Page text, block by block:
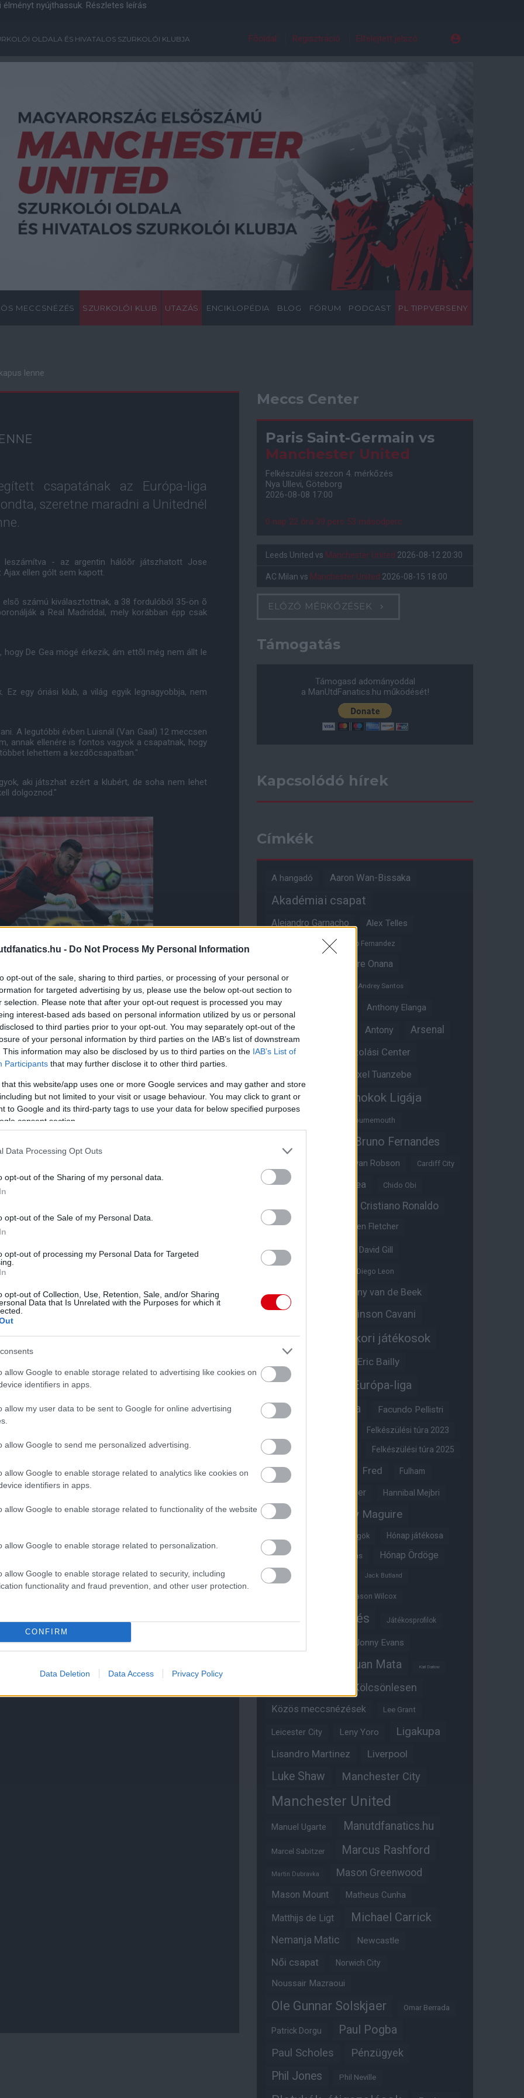
- Do Not Process My Personal Information
opt-out of the sale, sharing to third parties, or processing of your personal or
for targeted advertising by us, please use the below opt-out section to
selection. Please note that after your opt-out request is processed you may
interest-based ads based on personal information utilized by us or personal
to third parties prior to your opt-out. You may separately opt-out of the
of your personal information by third parties on the IAB’s list of downstream
This information may also be disclosed by us to third parties on the IAB’s List of
Participants that may further disclose it to other third parties.
that this website/app uses one or more Google services and may gather and store
but not limited to your visit or usage behaviour. You may click to grant or
to Google and its third-party tags to use your data for below specified purposes
consent section.
Data Processing Opt Outs
opt-out of the Sharing of my personal data.
opt-out of the Sale of my Personal Data.
opt-out of processing my Personal Data for Targeted
opt-out of Collection, Use, Retention, Sale, and/or Sharing
Data that Is Unrelated with the Purposes for which it
allow Google to enable storage related to advertising like cookies on
identifiers in apps.
allow my user data to be sent to Google for online advertising
allow Google to send me personalized advertising.
allow Google to enable storage related to analytics like cookies on
identifiers in apps.
allow Google to enable storage related to functionality of the website
allow Google to enable storage related to personalization.
allow Google to enable storage related to security, including
functionality and fraud prevention, and other user protection.
CONFIRM
Data Deletion Data Access Privacy Policy
nyújthassuk. Részletes leírás
OLDALA ÉS HIVATALOS SZURKOLÓI KLUBJA Főoldal Regisztráció Elfelejtett jelszó
MECCSNÉZÉS SZURKOLÓI KLUB UTAZÁS ENCIKLOPÉDIA BLOG FÓRUM PODCAST PL TIPPVERSENY
lenne
csapatának az Európa-liga
szeretne maradni a Unitednél
- az argentin hálóõr játszhatott Jose
ellen gólt sem kapott.
számú kiválasztottnak, a 38 fordulóból 35-ön õ
a Real Madriddal, mely korábban épp csak
De Gea mögé érkezik, ám ettõl még nem állt le
egy óriási klub, a világ egyik legnagyobbja, nem
A legutóbbi évben Luisnál (Van Gaal) 12 meccsen
annak ellenére is fontos vagyok a csapatnak, hogy
lehettem a kezdõcsapatban."
aki játszhat ezért a klubért, de soha nem lehet
dolgoznod."
leszek, de lehet, hogy második számú leszek, ez a
de a fénypont egyértelmûen az Ajax elleni
a United pedig elnyerte a trófeát, amit elõtte még
- folytatta. "Tudtuk, hogy az Európa-liga
hála nagyszerû munkát végeztünk a döntõben és
gólt és sok alkalom volt, amikor segítettem
köszönetet kell mondjak az edzõi stábnak,
erõfeszítést tettek azért, hogy ellazultnak
trófeával zártuk a szezont."
on is!
működését!
Meccs Center
Paris Saint-Germain vs
Manchester United
Felkészülési szezon 4. mérkőzés
Nya Ullevi, Göteborg
2026-08-08 17:00
0 nap 22 óra 39 perc 52 másodperc
Leeds United vs Manchester United 2026-08-12 20:30
AC Milan vs Manchester United 2026-08-15 18:00
ELŐZŐ MÉRKŐZÉSEK
Támogatás
Támogasd adományoddal
a ManUtdFanatics.hu működését!
Kapcsolódó hírek
Címkék
A hangadó Aaron Wan-Bissaka
Akadémiai csapat
Alejandro Garnacho Alex Telles
Alvaro Fernandez
Andre Onana
Andreas Pereira
Andrey Santos
Angol válogatott Anthony Elanga
Anthony Martial Antony Arsenal
Aston Villa Átigazolási Center
Axel Tuanzebe
Ayden Heaven Bajnokok Ligája
Bournemouth
Bruno Fernandes
Bryan Robson Cardiff City
Casemiro Chelsea Chido Obi
Cristiano Ronaldo
Crystal Palace Darren Fletcher
David De Gea David Gill
Diego Leon
Diogo Dalot
Donny van de Beek
Edinson Cavani
Edzői stáb Egykori játékosok
Eric Bailly
Erik ten Hag Európa-liga
Everton FA-kupa Facundo Pellistri
Felkészülési túra 2023
Felkészülési túra 2024 Felkészülési túra 2025
Felkészülési túra 2026 Fred Fulham
Glazer Hannibal Mejbri
Harry Amass Harry Maguire
Híres magyar Vörös Ördögök Hónap játékosa
Hónap legjobbja szavazás Hónap Ördöge
Hull City Jack Butland
Jason Wilcox
Játékosértékelés Játékosprofilok
Jonny Evans
Juan Mata Karl Darlow
Kölcsönlesen
Közös meccsnézések Lee Grant
Leicester City Leny Yoro Ligakupa
Lisandro Martinez Liverpool
Luke Shaw Manchester City
Manchester United
Manuel Ugarte Manutdfanatics.hu
Marcel Sabitzer Marcus Rashford
Martin Dubravka Mason Greenwood
Mason Mount Matheus Cunha
Matthijs de Ligt Michael Carrick
Nemanja Matic Newcastle
Női csapat Norwich City
Noussair Mazraoui
Ole Gunnar Solskjaer Omar Berrada
Patrick Dorgu Paul Pogba
Paul Scholes Pénzügyek
Phil Jones Phil Neville